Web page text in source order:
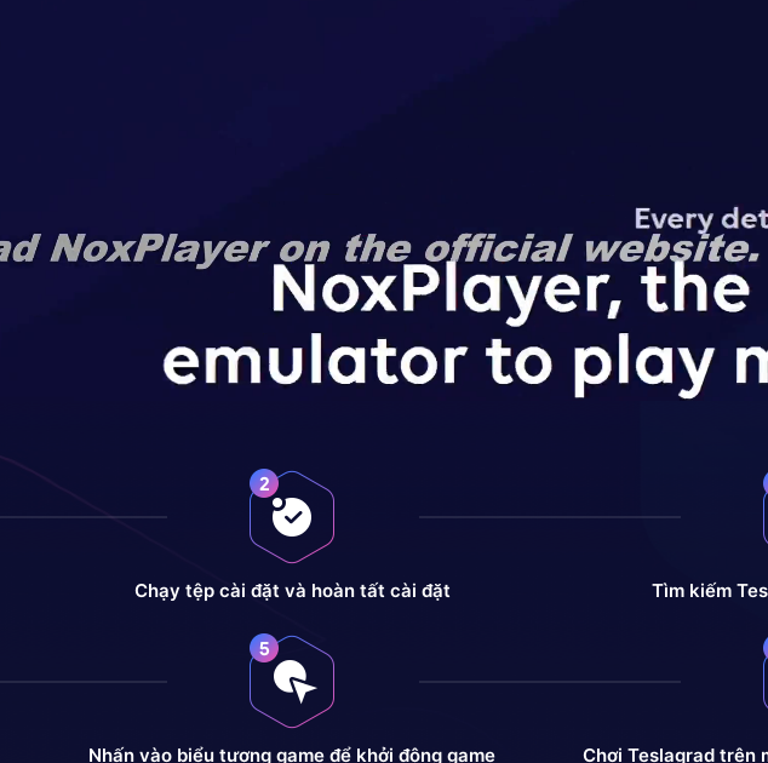
Chạy tệp cài đặt và hoàn tất cài đặt Tìm kiếm
Nhấn vào biểu tượng game để khởi động game Chơi Teslagrad trên